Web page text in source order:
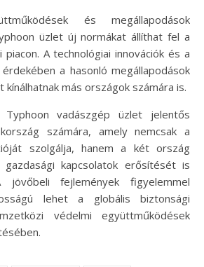
és megállapodások
üzlet új normákat állíthat fel a
A technológiai innovációk és a
a hasonló megállapodások
más országok számára is.
Typhoon vadászgép üzlet jelentős
számára, amely nemcsak a
szolgálja, hanem a két ország
kapcsolatok erősítését is
fejlemények figyelemmel
lehet a globális biztonsági
védelmi együttműködések